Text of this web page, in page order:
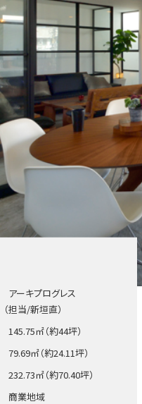
ーキプログレス
/新垣直）
㎡（約44坪）
㎡（約24.11坪）
㎡（約70.40坪）
商業地域